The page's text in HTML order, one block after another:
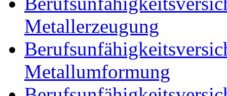
Metallerzeugung
Metallumformung